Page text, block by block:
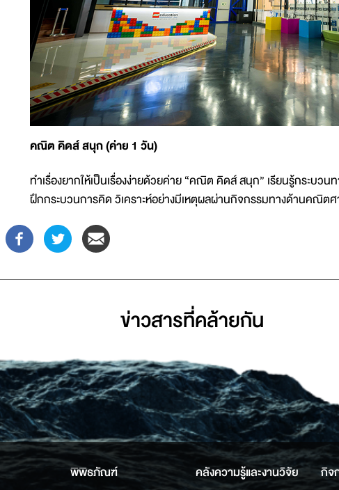
คณิต คิดส์ สนุก (ค่าย 1 วัน)
ทำเรื่องยากให้เป็นเรื่องง่ายด้วยค่าย “คณิต คิดส์ สนุก” เรียนรู้กระบ
ฝึกกระบวนการคิด วิเคราะห์อย่างมีเหตุผลผ่านกิจกรรมทางด้านคณิต
ข่าวสารที่่คล้ายกัน
พิพิธภัณฑ์ คลังความรู้และงานวิจัย กิจ